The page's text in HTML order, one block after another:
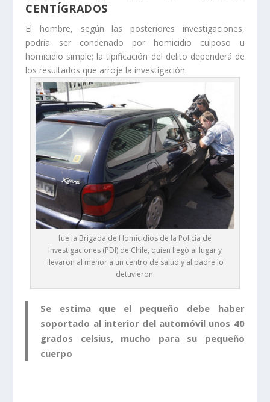
CENTÍGRADOS
El hombre, según las posteriores investigaciones,
podría ser condenado por homicidio culposo u
homicidio simple; la tipificación del delito dependerá de
los resultados que arroje la investigación.
fue la Brigada de Homicidios de la Policía de
Investigaciones (PDI) de Chile, quien llegó al lugar y
llevaron al menor a un centro de salud y al padre lo
detuvieron.
Se estima que el pequeño debe haber
soportado al interior del automóvil unos 40
grados celsius, mucho para su pequeño
cuerpo